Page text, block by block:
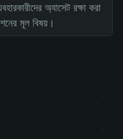
অ্যাসেট রক্ষা করা
মূল বিষয়।